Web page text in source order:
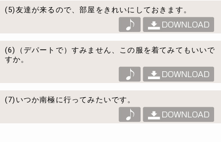
(5)友達が来るので、部屋をきれいにしておきます。
(6)（デパートで）すみません、この服を着てみてもいいで
すか。
(7)いつか南極に行ってみたいです。